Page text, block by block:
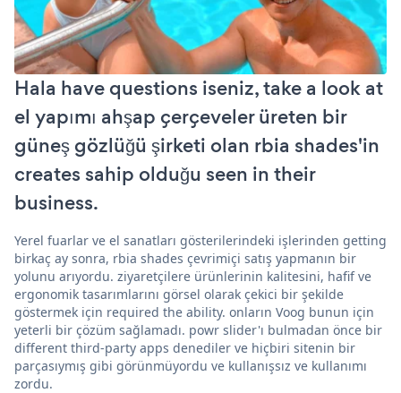
Hala have questions iseniz, take a look at
el yapımı ahşap çerçeveler üreten bir
güneş gözlüğü şirketi olan rbia shades'in
creates sahip olduğu seen in their
business.
Yerel fuarlar ve el sanatları gösterilerindeki işlerinden getting
birkaç ay sonra, rbia shades çevrimiçi satış yapmanın bir
yolunu arıyordu. ziyaretçilere ürünlerinin kalitesini, hafif ve
ergonomik tasarımlarını görsel olarak çekici bir şekilde
göstermek için required the ability. onların Voog bunun için
yeterli bir çözüm sağlamadı. powr slider'ı bulmadan önce bir
different third-party apps denediler ve hiçbiri sitenin bir
parçasıymış gibi görünmüyordu ve kullanışsız ve kullanımı
zordu.